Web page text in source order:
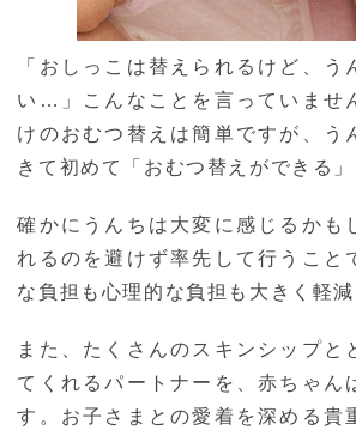
「おしっこは替えられるけど、う
い…」こんなことを言っていませ
けのおむつ替えは簡単ですが、う
きて初めて「おむつ替えができる」
確かにうんちは大変に感じるかも
れるのを避けず率先して行うこと
な負担も心理的な負担も大きく軽減
また、たくさんのスキンシップと
てくれるパートナーを、赤ちゃん
す。お子さまとの愛着を深める貴